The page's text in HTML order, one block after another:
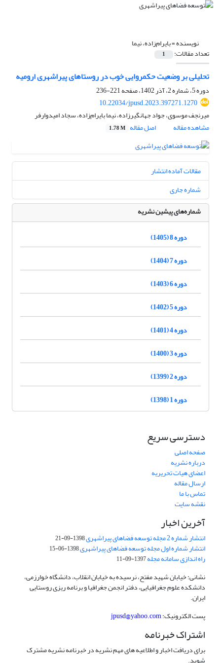
نویسنده =بایرام‌زاده، نیما
تعداد مقالات: 1
تحلیلی بر وضعیت حکمروایی خوب در روستاهای پیراشهری ارومیه
دوره 5، شماره 2، آذر 1402، صفحه
221-236
10.22034/jpusd.2023.397271.1270
میرنجف موسوی، جواد جهانگیرزاده، نیما بایرام‌زاده، سجاد امیدوارفر
مشاهده مقاله
اصل مقاله 1.78 M
مقالات آماده انتشار
شماره جاری
شماره‌های پیشین نشریه
دوره 8 (1405)
دوره 7 (1404)
دوره 6 (1403)
دوره 5 (1402)
دوره 4 (1401)
دوره 3 (1400)
دوره 2 (1399)
دوره 1 (1398)
دسترسی سریع
صفحه اصلی
درباره نشریه
اعضای هیات تحریریه
ارسال مقاله
تماس با ما
نقشه سایت
آخرین اخبار
انتشار شماره 2 مجله توسعه فضاهای پیراشهری 1398-09-21
انتشار شماره اول مجله توسعه فضاهای پیراشهری1398-06-15
راه اندازی سامانه مجله1397-09-11
نشانی: خیابان شهید مفتح، نرسیده به خیابان انقلاب، دانشگاه خوارزمی،
دانشکده علوم جغرافیایی، دفتر انجمن جغرافیا و برنامه ریزی روستایی
ایران.
پست الکترونیک:jpusd@yahoo.com
اشتراک خبرنامه
برای دریافت اخبار و اطلاعیه های مهم نشریه در خبرنامه نشریه مشترک
شوید.